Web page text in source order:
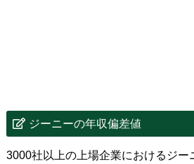
ジーニーの年収偏差値
3000社以上の上場企業におけるジー